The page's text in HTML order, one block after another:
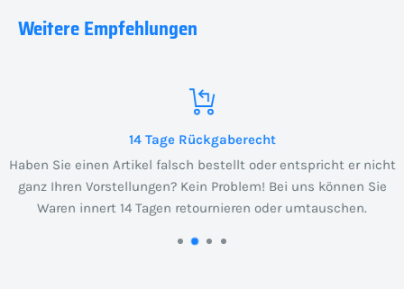
Weitere Empfehlungen
14 Tage Rückgaberecht
Haben Sie einen Artikel falsch bestellt oder entspricht er nicht
ganz Ihren Vorstellungen? Kein Problem! Bei uns können Sie
Waren innert 14 Tagen retournieren oder umtauschen.